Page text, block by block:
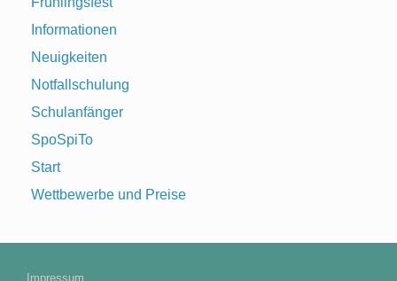
Informationen
Neuigkeiten
Notfallschulung
Schulanfänger
SpoSpiTo
Start
Wettbewerbe und Preise
Impressum